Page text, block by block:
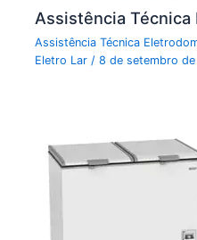
Assistência
Assistência Técnica
Eletro Lar /8 de setembro